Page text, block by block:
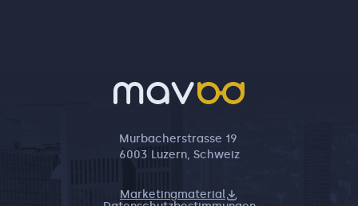
Murbacherstrasse 19
6003 Luzern, Schweiz
Marketingmaterial